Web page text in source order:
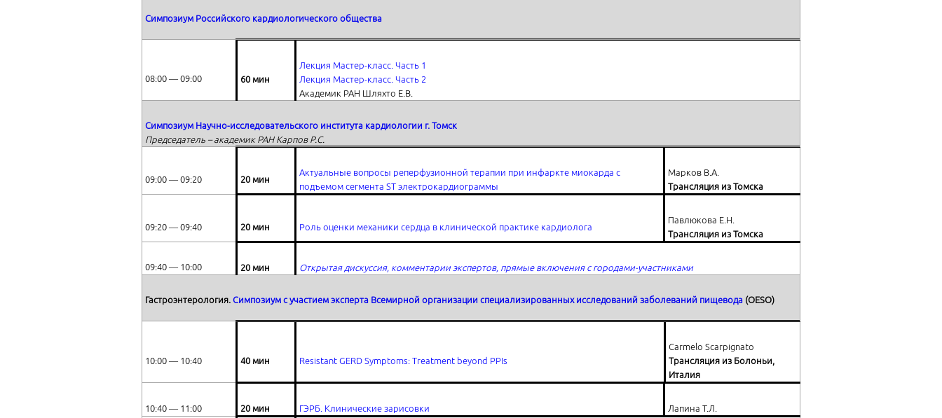
Симпозиум Российского кардиологического общества
08:00 ― 09:00 60 мин
Лекция Мастер-класс. Часть 1
Лекция Мастер-класс. Часть 2
Академик РАН Шляхто Е.В.
Симпозиум Научно-исследовательского института кардиологии г. Томск
Председатель – академик РАН Карпов Р.С.
09:00 ― 09:20 20 мин
Актуальные вопросы реперфузионной терапии при инфаркте миокарда с
подъемом сегмента ST электрокардиограммы
Марков В.А.
Трансляция из Томска
09:20 ― 09:40 20 мин Роль оценки механики сердца в клинической практике кардиолога
Павлюкова Е.Н.
Трансляция из Томска
09:40 ― 10:00 20 мин Открытая дискуссия, комментарии экспертов, прямые включения с городами-участниками
Гастроэнтерология. Симпозиум с участием эксперта Всемирной организации специализированных исследований заболеваний пищевода (OESO)
10:00 ― 10:40 40 мин Resistant GERD Symptoms: Treatment beyond PPIs
Carmelo Scarpignato
Трансляция из Болоньи,
Италия
10:40 ― 11:00 20 мин ГЭРБ. Клинические зарисовки Лапина Т.Л.